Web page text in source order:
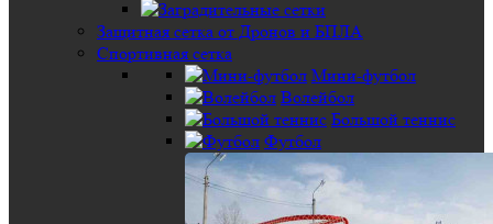
Защитная сетка от Дронов и БПЛА
Спортивная сетка
Мини-футбол
Волейбол
Большой теннис
Футбол